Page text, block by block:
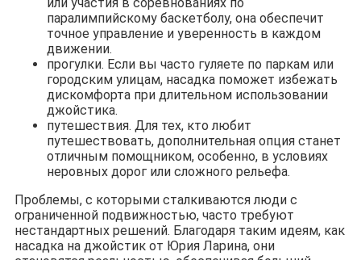
или участия в соревнованиях по
паралимпийскому баскетболу, она обеспечит
точное управление и уверенность в каждом
движении.
прогулки. Если вы часто гуляете по паркам или
городским улицам, насадка поможет избежать
дискомфорта при длительном использовании
джойстика.
путешествия. Для тех, кто любит
путешествовать, дополнительная опция станет
отличным помощником, особенно, в условиях
неровных дорог или сложного рельефа.
Проблемы, с которыми сталкиваются люди с
ограниченной подвижностью, часто требуют
нестандартных решений. Благодаря таким идеям, как
насадка на джойстик от Юрия Ларина, они